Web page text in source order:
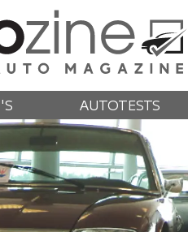
AUTOTESTS